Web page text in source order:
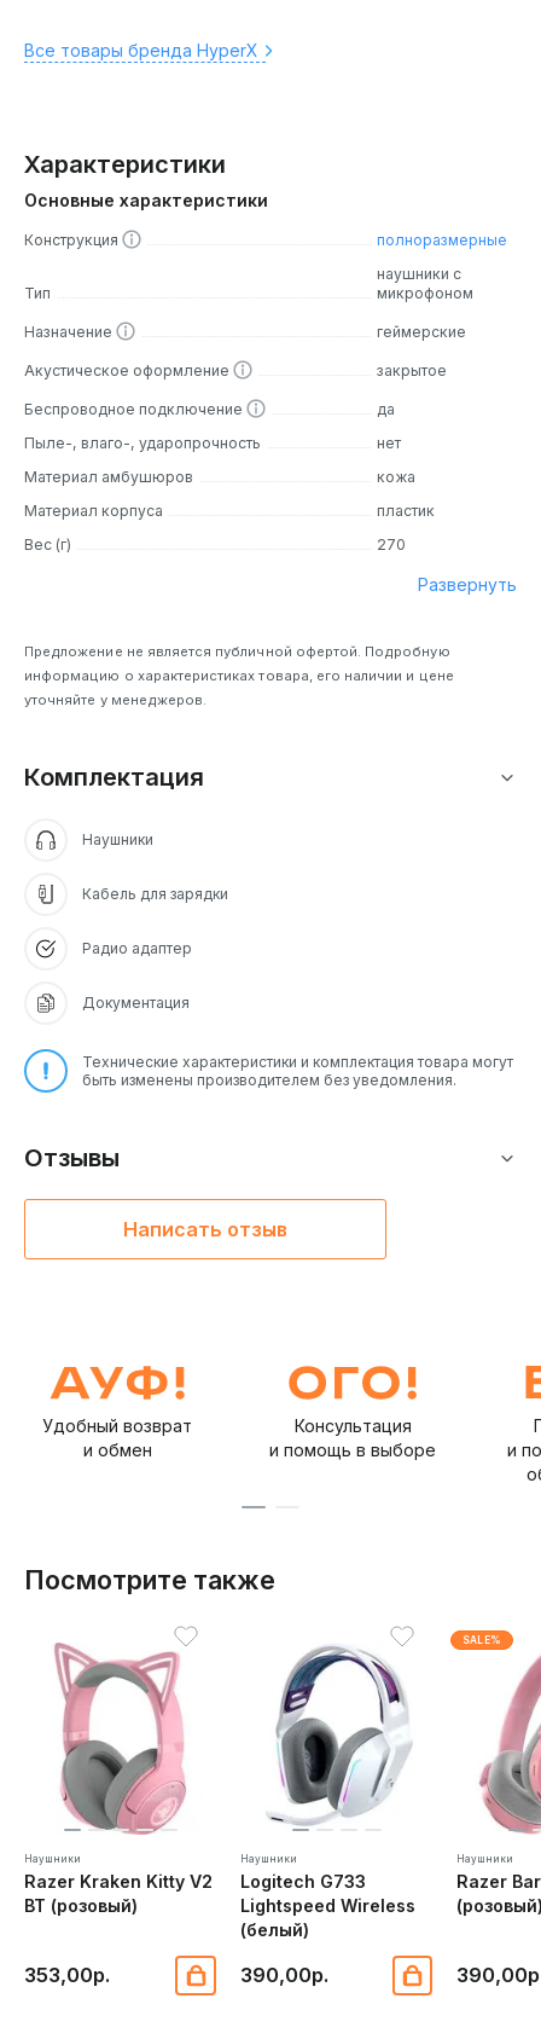
Все товары бренда HyperX
Характеристики
Основные характеристики
Конструкция полноразмерные
Тип
наушники с
микрофоном
Назначение геймерские
Акустическое оформление закрытое
Беспроводное подключение
да
Пыле-, влаго-, ударопрочность
нет
Материал амбушюров
кожа
Материал корпуса
пластик
Вес (г)
270
Развернуть
Предложение не является публичной офертой. Подробную
информацию о характеристиках товара, его наличии и цене
уточняйте у менеджеров.
Комплектация
Наушники
Кабель для зарядки
Радио адаптер
Документация
Технические характеристики и комплектация товара могут
быть изменены производителем без уведомления.
Отзывы
Написать отзыв
Удобный возврат
и обмен
Консультация
и помощь в выборе
и
Посмотрите также
Наушники
Razer Kraken Kitty V2
BT (розовый)
353,00р.
Наушники
Logitech G733
Lightspeed Wireless
(белый)
390,00р.
SALE%
Наушники
Razer